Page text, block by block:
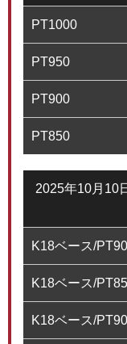
PT1000
PT950
PT900
PT850
2025年10月10
K18ベース/
K18ベース/
K18ベース/